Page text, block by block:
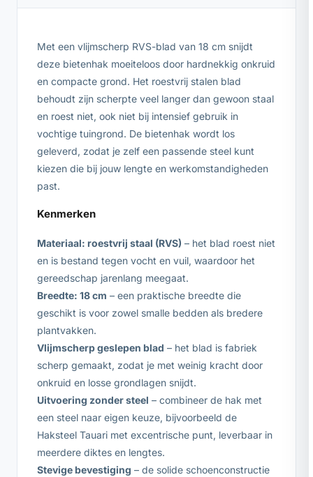
Met een vlijmscherp RVS-blad van 18 cm snijdt
deze bietenhak moeiteloos door hardnekkig onkruid
en compacte grond. Het roestvrij stalen blad
behoudt zijn scherpte veel langer dan gewoon staal
en roest niet, ook niet bij intensief gebruik in
vochtige tuingrond. De bietenhak wordt los
geleverd, zodat je zelf een passende steel kunt
kiezen die bij jouw lengte en werkomstandigheden
past.
Kenmerken
Materiaal: roestvrij staal (RVS) – het blad roest niet
en is bestand tegen vocht en vuil, waardoor het
gereedschap jarenlang meegaat.
Breedte: 18 cm – een praktische breedte die
geschikt is voor zowel smalle bedden als bredere
plantvakken.
Vlijmscherp geslepen blad – het blad is fabriek
scherp gemaakt, zodat je met weinig kracht door
onkruid en losse grondlagen snijdt.
Uitvoering zonder steel – combineer de hak met
een steel naar eigen keuze, bijvoorbeeld de
Haksteel Tauari met excentrische punt, leverbaar in
meerdere diktes en lengtes.
Stevige bevestiging – de solide schoenconstructie